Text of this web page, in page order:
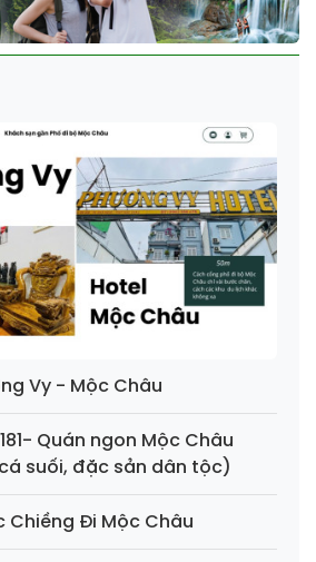
Vy - Mộc Châu
Quán ngon Mộc Châu
suối, đặc sản dân tộc)
Chiềng Đi Mộc Châu